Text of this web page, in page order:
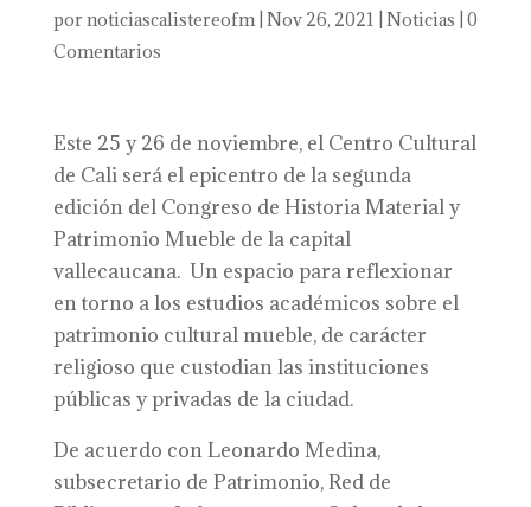
por noticiascalistereofm| Nov 26, 2021 Noticias 0
Comentarios
Este 25 y 26 de noviembre, el Centro Cultural
de Cali será el epicentro de la segunda
edición del Congreso de Historia Material y
Patrimonio Mueble de la capital
vallecaucana. Un espacio para reflexionar
en torno a los estudios académicos sobre el
patrimonio cultural mueble, de carácter
religioso que custodian las instituciones
públicas y privadas de la ciudad.
De acuerdo con Leonardo Medina,
subsecretario de Patrimonio, Red de